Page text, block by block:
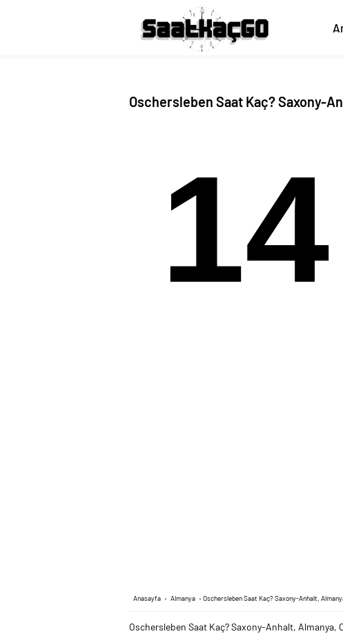
Oschersleben Saat Kaç? Saxony-
Anasayfa › Almanya › Oschersleben Saat Kaç? Saxony-Anhalt,
Oschersleben Saat Kaç? Saxony-Anhalt, Almanya,